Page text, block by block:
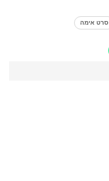
סרט אימה